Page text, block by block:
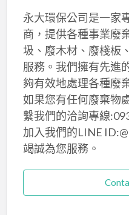
永大環保公司是一家
商，提供各種事業廢
圾、廢木材、廢棧板
服務。我們擁有先進
夠有效地處理各種廢
如果您有任何廢棄物
繫我們的洽詢專線
加入我們的LINE
竭誠為您服務。